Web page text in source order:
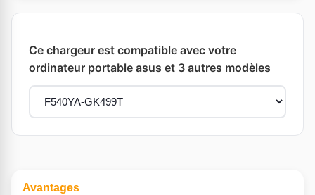
Ce chargeur est compatible avec votre
ordinateur portable asus et 3 autres modèles
Avantages